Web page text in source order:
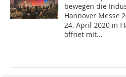
bewegen die
Hannover Messe
24. April 2020 in
öffnet mit...